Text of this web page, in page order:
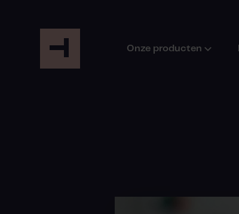
Onze producten